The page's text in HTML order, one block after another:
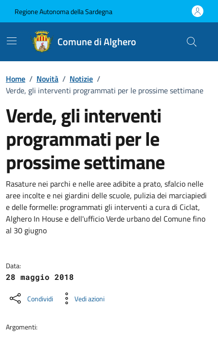
Regione Autonoma della Sardegna
Comune di Alghero
Home / Novità / Notizie /
Verde, gli interventi programmati per le prossime settimane
Verde, gli interventi
programmati per le
prossime settimane
Dettagli della notizia
Rasature nei parchi e nelle aree adibite a prato, sfalcio nelle
aree incolte e nei giardini delle scuole, pulizia dei marciapiedi
e delle formelle: programmati gli interventi a cura di Ciclat,
Alghero In House e dell'ufficio Verde urbano del Comune fino
al 30 giugno
Data:
28 maggio 2018
Condividi Vedi azioni
Argomenti: